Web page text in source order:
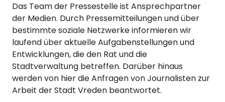
Das Team der Pressestelle ist Ansprechpartner
der Medien. Durch Pressemitteilungen und über
bestimmte soziale Netzwerke informieren wir
laufend über aktuelle Aufgabenstellungen und
Entwicklungen, die den Rat und die
Stadtverwaltung betreffen. Darüber hinaus
werden von hier die Anfragen von Journalisten zur
Arbeit der Stadt Vreden beantwortet.